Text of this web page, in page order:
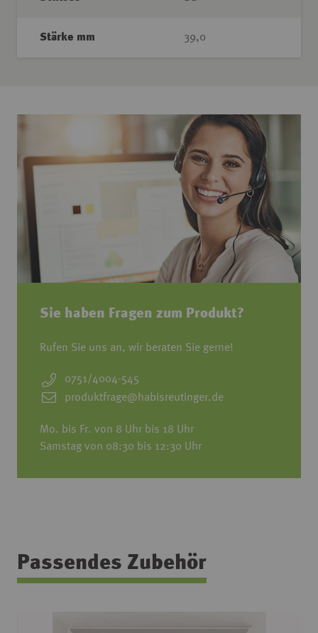
Sie haben Fragen zum Produkt?
Rufen Sie uns an, wir beraten Sie gerne!
0751/4004-545
produktfrage@habisreutinger.de
Mo. bis Fr. von 8 Uhr bis 18 Uhr
Samstag von 08:30 bis 12:30 Uhr
Stärke mm 39,0
Passendes Zubehör